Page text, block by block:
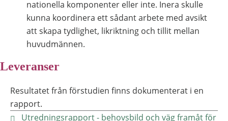
nationella komponenter eller inte. Inera skulle
kunna koordinera ett sådant arbete med avsikt
att skapa tydlighet, likriktning och tillit mellan
huvudmännen.
Leveranser
Resultatet från förstudien finns dokumenterat i en
rapport.
Utredningsrapport - behovsbild och väg framåt för